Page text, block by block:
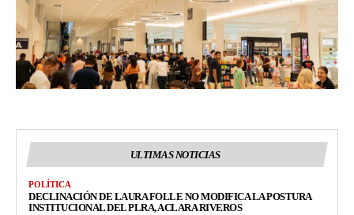
ULTIMAS NOTICIAS
POLÍTICA
DECLINACIÓN DE LAURA FOLLE NO MODIFICA LA POSTURA
INSTITUCIONAL DEL PLRA, ACLARA RIVEROS